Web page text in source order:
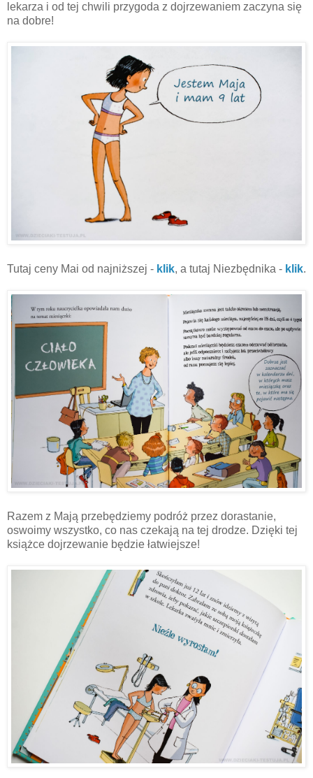
lekarza i od tej chwili przygoda z dojrzewaniem zaczyna się
na dobre!
Tutaj ceny Mai od najniższej - klik, a tutaj Niezbędnika - klik.
Razem z Mają przebędziemy podróż przez dorastanie,
oswoimy wszystko, co nas czekają na tej drodze. Dzięki tej
książce dojrzewanie będzie łatwiejsze!